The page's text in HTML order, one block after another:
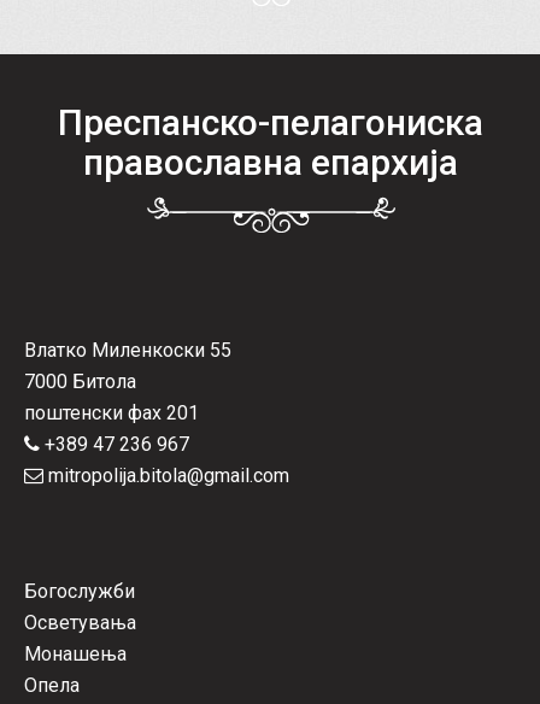
Преспанско-пелагониска
православна епархија
Влатко Миленкоски 55
7000 Битола
поштенски фах 201
+389 47 236 967
mitropolija.bitola@gmail.com
Богослужби
Осветувања
Монашења
Опела